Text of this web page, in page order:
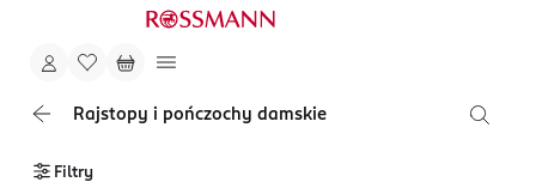
Rajstopy i pończochy damskie
Filtry